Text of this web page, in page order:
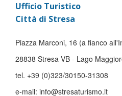
Ufficio Turistico
Città di Stresa
Piazza Marconi, 16 (a fianco
28838 Stresa VB - Lago
tel. +39 (0)323/30150-31308
e-mail: info@stresaturismo.it